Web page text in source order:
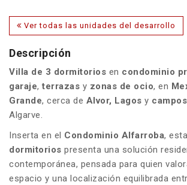
Ver todas las unidades del desarrollo
Descripción
Villa de 3 dormitorios en condominio
garaje, terrazas y zonas de ocio, en
Grande, cerca de Alvor, Lagos y
Algarve.
Inserta en el Condominio Alfarroba,
dormitorios presenta una solución
contemporánea, pensada para quien
espacio y una localización equilibrada